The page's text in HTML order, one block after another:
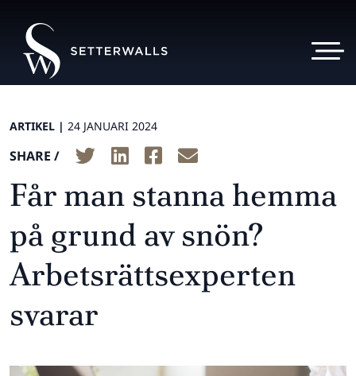
ARTIKEL | 24 JANUARI 2024
SHARE /
Får man stanna hemma
på grund av snön?
Arbetsrättsexperten
svarar